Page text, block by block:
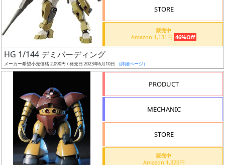
始
前
抽
選
STORE
販売中
Amazon 1,131円 46%Off
HG 1/144 デミバーディング
メーカー希望小売価格 2,090円 / 発売日 2023年6月10日 （詳細ページ）
PRODUCT
MECHANIC
STORE
販売中
Amazon 1,320円